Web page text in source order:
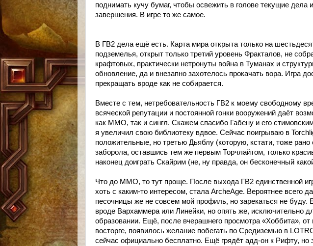
поднимать кучу бумаг, чтобы освежить в голове текущие дела
завершения. В игре то же самое.
В ГВ2 дела ещё есть. Карта мира открыта только на
подземелья, открыт только третий уровень Фракталов, не
крафтовых, практически нетронуты война в Туманах и
обновление, да и внезапно захотелось прокачать вора. Игра
прекращать вроде как не собирается.
Вместе с тем, нетребовательность ГВ2 к моему свободному
всяческой репутации и постоянной гонки вооружений даёт
как ММО, так и сингл. Скажем спасибо Габену и его
я увеличил свою библиотеку вдвое. Сейчас поигрываю в
положительные, но третью Дьяблу (которую, кстати, тоже рано
заборола, оставшись тем же первым Торчлайтом, только
наконец доиграть Скайрим (не, ну правда, он бесконечный
Что до ММО, то тут проще. После выхода ГВ2 единственной
хоть с каким-то интересом, стала ArcheAge. Вероятнее всего
песочницы же не совсем мой профиль, но зарекаться не буду.
вроде Вархаммера или Линейки, но опять же, исключительно
образовании. Ещё, после вчерашнего просмотра «Хоббита», от
восторге, появилось желание побегать по Средиземью в
сейчас официально бесплатно. Ещё грядёт адд-он к Рифту, но